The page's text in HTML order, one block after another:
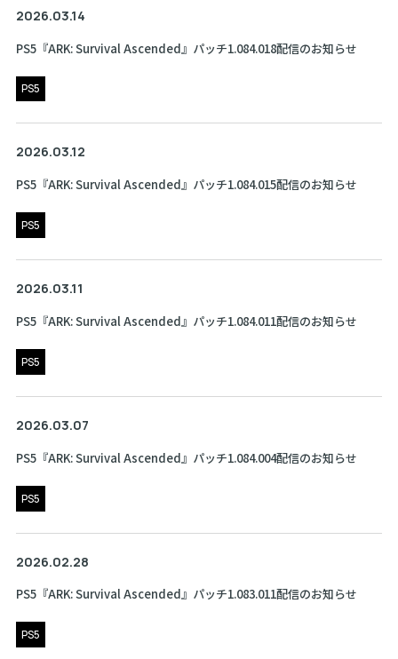
2026.03.14
PS5『ARK: Survival Ascended』パッチ1.084.018配信のお知らせ
PS5
2026.03.12
PS5『ARK: Survival Ascended』パッチ1.084.015配信のお知らせ
PS5
2026.03.11
PS5『ARK: Survival Ascended』パッチ1.084.011配信のお知らせ
PS5
2026.03.07
PS5『ARK: Survival Ascended』パッチ1.084.004配信のお知らせ
PS5
2026.02.28
PS5『ARK: Survival Ascended』パッチ1.083.011配信のお知らせ
PS5